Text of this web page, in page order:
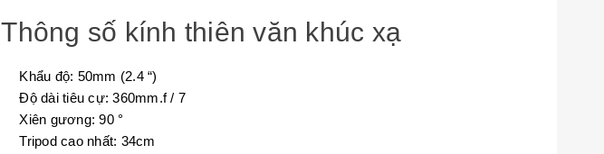
Thông số kính thiên văn khúc xạ
Khẩu độ: 50mm (2.4 “)
Độ dài tiêu cự: 360mm.f / 7
Xiên gương: 90 °
Tripod cao nhất: 34cm